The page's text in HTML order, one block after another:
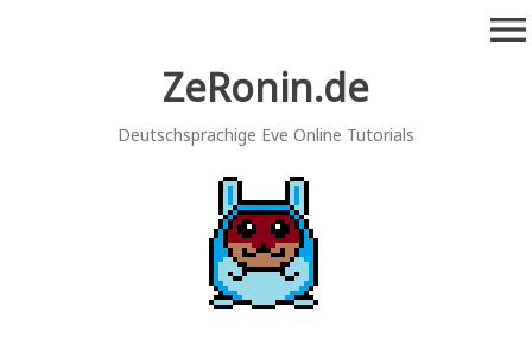
ZeRonin.de
Deutschsprachige Eve Online Tutorials
menu